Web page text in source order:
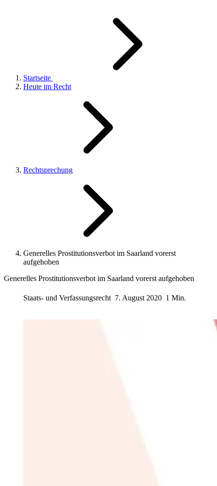
Startseite
Heute im Recht
Rechtsprechung
Generelles Prostitutionsverbot im Saarland vorerst
aufgehoben
Generelles Prostitutionsverbot im Saarland vorerst aufgehoben
Staats- und Verfassungsrecht 7. August 2020 1 Min.